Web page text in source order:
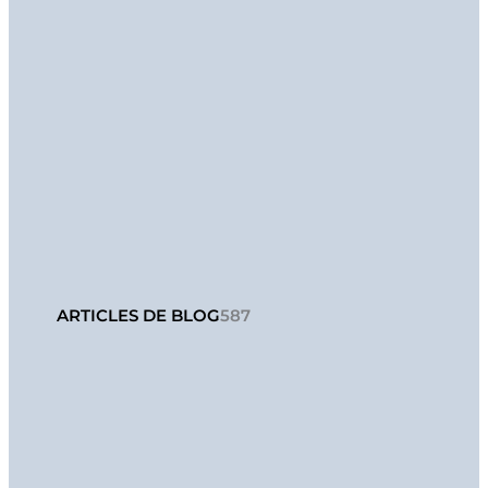
ARTICLES DE BLOG587